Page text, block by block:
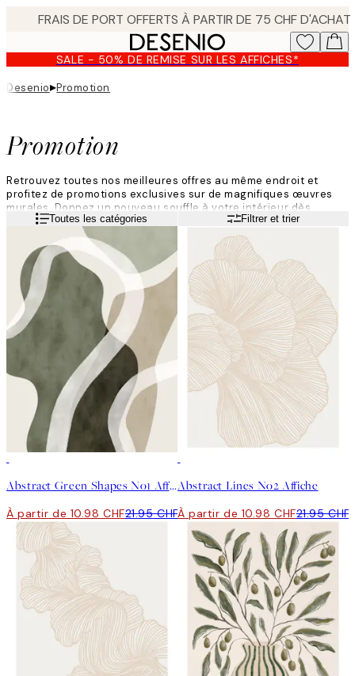
content.SALE - 50% DE REMISE SUR LES AFFICHES*
Desenio▸Promotion
Promotion
Retrouvez toutes nos meilleures offres au même endroit et
profitez de promotions exclusives sur de magnifiques œuvres
murales. Donnez un nouveau souffle à votre intérieur dès
aujourd'hui avec nos affiches en promotion !
Lire la suiteToutes les catégories Filtrer et trier
Abstract Green Shapes No1 Affiche
À partir de 10.98 CHF21.95 CHF
Abstract Lines No2 Affiche
À partir de 10.98 CHF21.95 CHF